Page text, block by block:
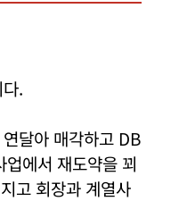
.
달아 매각하고 DB
에서 재도약을 꾀
고 회장과 계열사